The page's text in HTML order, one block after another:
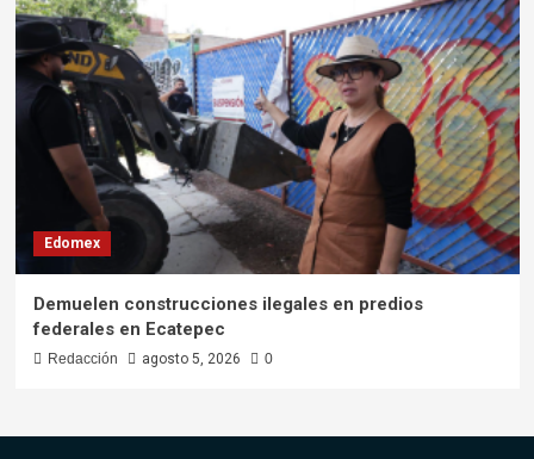
Edomex
Demuelen construcciones ilegales en predios
federales en Ecatepec
Redacción agosto 5, 2026 0